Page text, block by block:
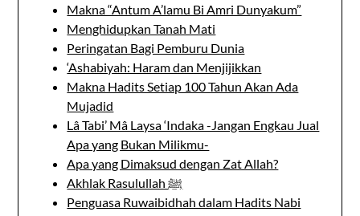
Makna “Antum A’lamu Bi Amri Dunyakum”
Menghidupkan Tanah Mati
Peringatan Bagi Pemburu Dunia
‘Ashabiyah: Haram dan Menjijikkan
Makna Hadits Setiap 100 Tahun Akan Ada
Mujadid
Lâ Tabi’ Mâ Laysa ‘Indaka -Jangan Engkau Jual
Apa yang Bukan Milikmu-
Apa yang Dimaksud dengan Zat Allah?
Akhlak Rasulullah ﷺ
Penguasa Ruwaibidhah dalam Hadits Nabi